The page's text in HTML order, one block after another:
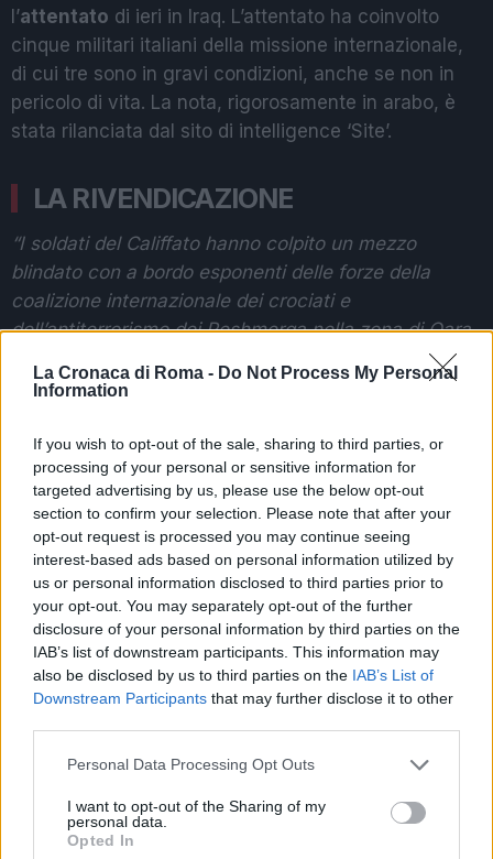
La Cronaca di Roma - Do Not Process My Personal
Information
If you wish to opt-out of the sale, sharing to third parties, or
processing of your personal or sensitive information for
targeted advertising by us, please use the below opt-out
section to confirm your selection. Please note that after your
opt-out request is processed you may continue seeing
interest-based ads based on personal information utilized by
us or personal information disclosed to third parties prior to
your opt-out. You may separately opt-out of the further
disclosure of your personal information by third parties on the
IAB’s list of downstream participants. This information may
also be disclosed by us to third parties on the IAB’s List of
Downstream Participants that may further disclose it to other
Please note that this website/app uses one or more Google
not limited to your visit or usage behaviour. You may click to
grant or deny consent to Google and its third-party tags to
use your data for below specified purposes in below Google
Personal Data Processing Opt Outs
I want to opt-out of the Sharing of my
personal data.
Opted In
l’attentato di ieri in Iraq. L’attentato ha coinvolto
cinque militari italiani della missione internazionale,
di cui tre sono in gravi condizioni, anche se non in
pericolo di vita. La nota, rigorosamente in arabo, è
stata rilanciata dal sito di intelligence ‘Site’.
LA RIVENDICAZIONE
“I soldati del Califfato hanno colpito un mezzo
blindato con a bordo esponenti delle forze della
coalizione internazionale dei crociati e
dell’antiterrorismo dei Peshmerga nella zona di Qara
Ja’i, a nord di Kifri, tramite l’esplosione di un ordigno
piazzato sul terreno. Il veicolo è stato distrutto e
INTANTO ARRIVA CONDANNA PER FOREIGN
FIGHTER ITALIANA>>>LEGGI QUI
POTREBBE INTERESSARTI
ROMA Salvini all’Ambasciata di
Francia per dire basta terroristi
6 anni fa
Attentato nella cattedrale di
Nizza: tre vittime
LASCIA UN ‘LIKE’ ALLA NOSTRA PAGINA FACEBOOK